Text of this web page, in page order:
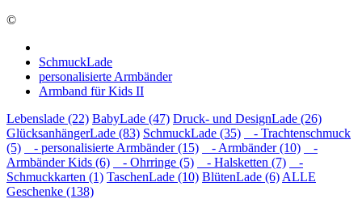
©
SchmuckLade
personalisierte Armbänder
Armband für Kids II
Lebenslade (22) BabyLade (47) Druck- und DesignLade (26)
GlücksanhängerLade (83) SchmuckLade (35)
- Trachtenschmuck
(5)
- personalisierte Armbänder (15) - Armbänder (10)
-
Armbänder Kids (6)
- Ohrringe (5) - Halsketten (7)
-
Schmuckkarten (1) TaschenLade (10) BlütenLade (6) ALLE
Geschenke (138)